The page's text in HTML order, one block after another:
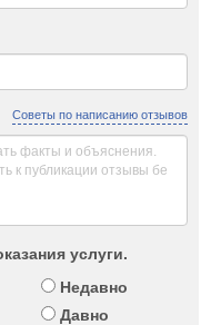
Советы по написанию отзывов
услуги.
Недавно
Давно